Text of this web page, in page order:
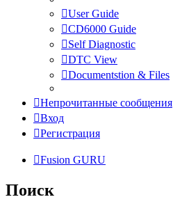
User Guide
CD6000 Guide
Self Diagnostic
DTC View
Documentstion & Files
Непрочитанные сообщения
Вход
Регистрация
Fusion GURU
Поиск